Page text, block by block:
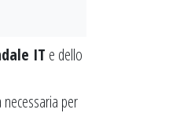
IT e dello
per